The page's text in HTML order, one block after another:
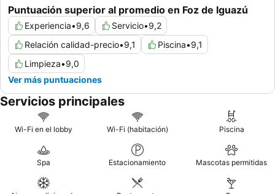
Puntuación superior al promedio en Foz de Iguazú
Experiencia•9,6 Servicio•9,2
Relación calidad-precio•9,1 Piscina•9,1
Limpieza•9,0
Ver más puntuaciones
Servicios principales
Wi-Fi en el lobby Wi-Fi (habitación) Piscina
Spa Estacionamiento Mascotas permitidas